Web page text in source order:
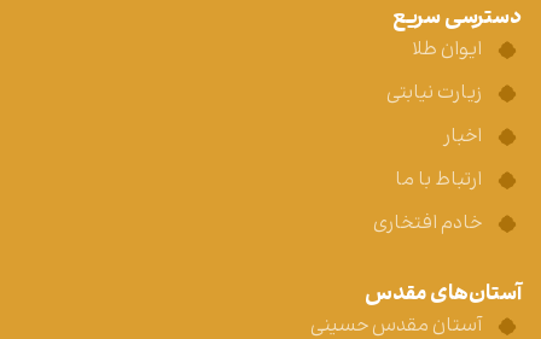
دسترسی سریع
ایوان طلا
زیارت نیابتی
اخبار
ارتباط با ما
خادم افتخاری
آستان‌های مقدس
آستان مقدس حسینی